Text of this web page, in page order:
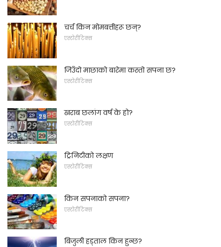
चर्च किन मोमबत्तीहरू छन्?
एस्टोरीटिक्स
जिउँदो माछाको बारेमा कस्तो सपना छ?
एस्टोरीटिक्स
खराब छलांग वर्ष के हो?
एस्टोरीटिक्स
ट्रिनिटीको लक्षण
एस्टोरीटिक्स
किन सपनाको सपना?
एस्टोरीटिक्स
बिजुली हड्ताल किन हुन्छ?